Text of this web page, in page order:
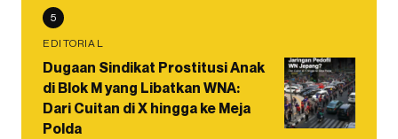
5
EDITORIAL
Dugaan Sindikat Prostitusi Anak
di Blok M yang Libatkan WNA:
Dari Cuitan di X hingga ke Meja
Polda